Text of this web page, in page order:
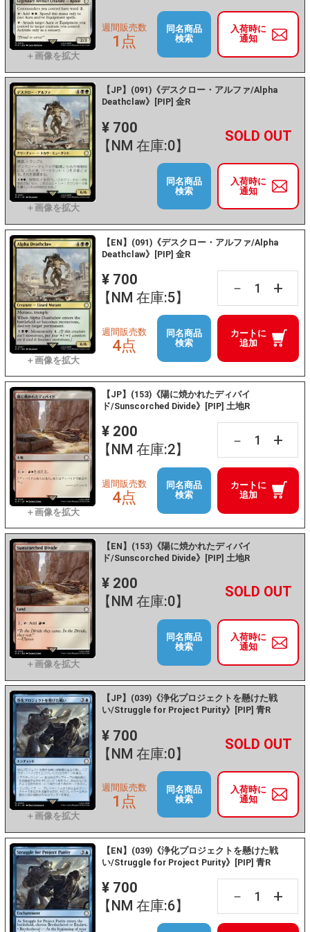
入荷時に
通知
週間販売数
1点
同名商品
検索
【JP】(091)《デスクロー・アルファ/Alpha
Deathclaw》[PIP] 金R
¥ 700
【NM 在庫:0】
－ +
入荷時に
通知
同名商品
検索
【EN】(091)《デスクロー・アルファ/Alpha
Deathclaw》[PIP] 金R
¥ 700
【NM 在庫:5】
－ +
カートに
追加
週間販売数
4点
同名商品
検索
【JP】(153)《陽に焼かれたディバイ
ド/Sunscorched Divide》[PIP] 土地R
¥ 200
【NM 在庫:2】
－ +
カートに
追加
週間販売数
4点
同名商品
検索
【EN】(153)《陽に焼かれたディバイ
ド/Sunscorched Divide》[PIP] 土地R
¥ 200
【NM 在庫:0】
－ +
入荷時に
通知
同名商品
検索
【JP】(039)《浄化プロジェクトを懸けた戦
い/Struggle for Project Purity》[PIP] 青R
¥ 700
【NM 在庫:0】
－ +
入荷時に
通知
週間販売数
1点
同名商品
検索
【EN】(039)《浄化プロジェクトを懸けた戦
い/Struggle for Project Purity》[PIP] 青R
¥ 700
【NM 在庫:6】
－ +